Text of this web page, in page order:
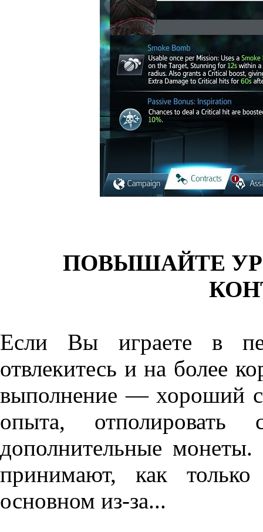
ПОВЫШАЙТЕ
Если Вы играете в
отвлекитесь и на более
выполнение — хороший
опыта,
дополнительные
принимают, как
основном из-за...